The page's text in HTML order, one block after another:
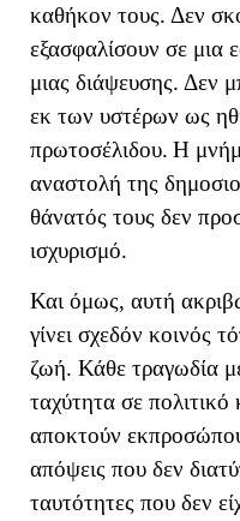
καθήκον τους. Δεν
εξασφαλίσουν σε μια
μιας διάψευσης. Δεν
εκ των υστέρων ως
πρωτοσέλιδου. Η
αναστολή της
θάνατός τους δεν
ισχυρισμό.
Και όμως, αυτή
γίνει σχεδόν κοινός
ζωή. Κάθε τραγωδία
ταχύτητα σε
αποκτούν
απόψεις που δεν
ταυτότητες που δεν